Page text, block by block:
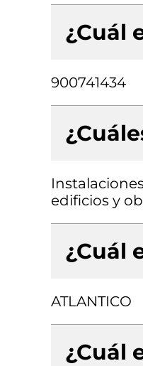
¿Cuál
900741434
edificios y
¿Cuál
ATLANTICO
¿Cuál